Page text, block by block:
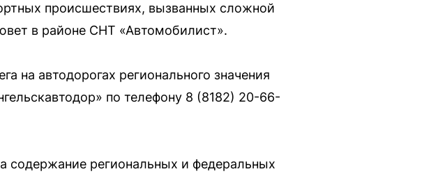
происшествиях, вызванных сложной
в районе СНТ «Автомобилист».
на автодорогах регионального значения
по телефону 8 (8182) 20-66-
содержание региональных и федеральных